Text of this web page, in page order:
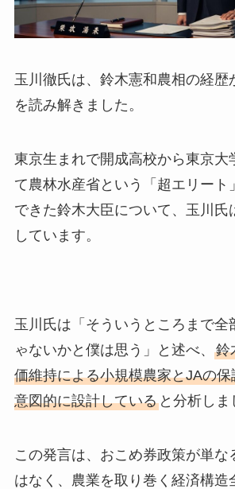
玉川徹氏は、鈴木憲和農相の経歴
を読み解きました。
東京生まれで開成高校から東京大
て農林水産省という「超エリート
できた鈴木大臣について、玉川氏
しています。
玉川氏は「そういうところまで全
ゃないかと僕は思う」と述べ、 鈴
価維持による小規模農家とJAの
意図的に設計していると分析しま
この発言は、おこめ券政策が単な
はなく、農業を取り巻く経済構造